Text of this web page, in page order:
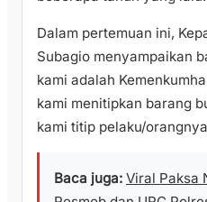
Dalam pertemuan ini,
Subagio menyampaikan
kami adalah
kami menitipkan barang
kami titip pelaku/
Baca juga: Viral Paksa